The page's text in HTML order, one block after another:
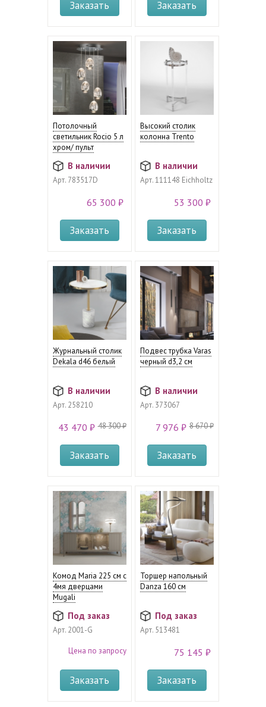
Заказать Заказать
Потолочный
светильник Rocio 5 л
хром/ пульт
В наличии
Арт.783517D
65 300 ₽
Заказать
Высокий столик
колонна Trento
В наличии
Арт.111148 Eichholtz
53 300 ₽
Заказать
Журнальный столик
Dekala d46 белый
В наличии
Арт.258210
48 300 ₽
43 470 ₽
Заказать
Подвес трубка Varas
черный d3,2 см
В наличии
Арт.373067
8 670 ₽
7 976 ₽
Заказать
Комод Maria 225 см с
4мя дверцами
Mugali
Под заказ
Арт.2001-G
Цена по запросу
Заказать
Торшер напольный
Danza 160 см
Под заказ
Арт.513481
75 145 ₽
Заказать